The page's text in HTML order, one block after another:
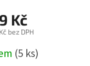
Kč
bez DPH
(5 ks)